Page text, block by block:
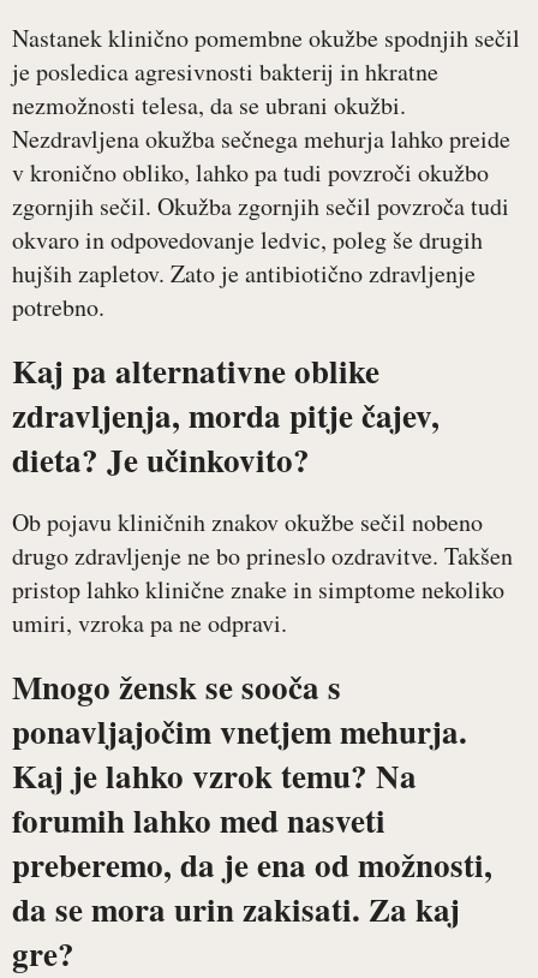
Nastanek klinično pomembne okužbe spodnjih sečil
je posledica agresivnosti bakterij in hkratne
nezmožnosti telesa, da se ubrani okužbi.
Nezdravljena okužba sečnega mehurja lahko preide
v kronično obliko, lahko pa tudi povzroči okužbo
zgornjih sečil. Okužba zgornjih sečil povzroča tudi
okvaro in odpovedovanje ledvic, poleg še drugih
hujših zapletov. Zato je antibiotično zdravljenje
potrebno.
Kaj pa alternativne oblike
zdravljenja, morda pitje čajev,
dieta? Je učinkovito?
Ob pojavu kliničnih znakov okužbe sečil nobeno
drugo zdravljenje ne bo prineslo ozdravitve. Takšen
pristop lahko klinične znake in simptome nekoliko
umiri, vzroka pa ne odpravi.
Mnogo žensk se sooča s
ponavljajočim vnetjem mehurja.
Kaj je lahko vzrok temu? Na
forumih lahko med nasveti
preberemo, da je ena od možnosti,
da se mora urin zakisati. Za kaj
gre?